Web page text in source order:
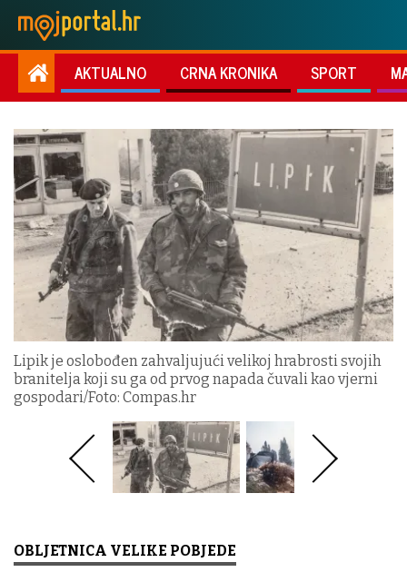
AKTUALNO CRNA KRONIKA SPORT
Lipik je oslobođen zahvaljujući velikoj hrabrosti svojih
branitelja koji su ga od prvog napada čuvali kao vjerni
gospodari/Foto: Compas.hr
OBLJETNICA VELIKE POBJEDE